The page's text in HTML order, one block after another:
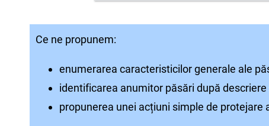
Ce ne propunem:
enumerarea caracteristicilor generale ale
identificarea anumitor păsări după descriere
propunerea unei acțiuni simple de protejare